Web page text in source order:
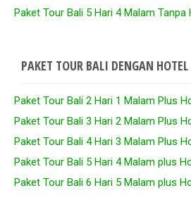
Paket Tour Bali 5 Hari 4 Malam Tanpa
PAKET TOUR BALI DENGAN HOTEL
Paket Tour Bali 2 Hari 1 Malam Plus
Paket Tour Bali 3 Hari 2 Malam Plus
Paket Tour Bali 4 Hari 3 Malam Plus
Paket Tour Bali 5 Hari 4 Malam plus
Paket Tour Bali 6 Hari 5 Malam plus